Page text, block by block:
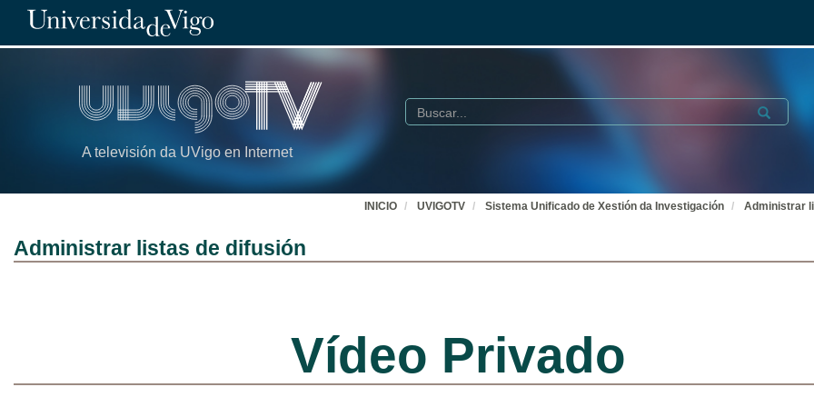
A televisión da UVigo en Internet
Buscar Submit
INICIO UVIGOTV Sistema Unificado de Xestión da Investigación Administrar
Administrar listas de difusión